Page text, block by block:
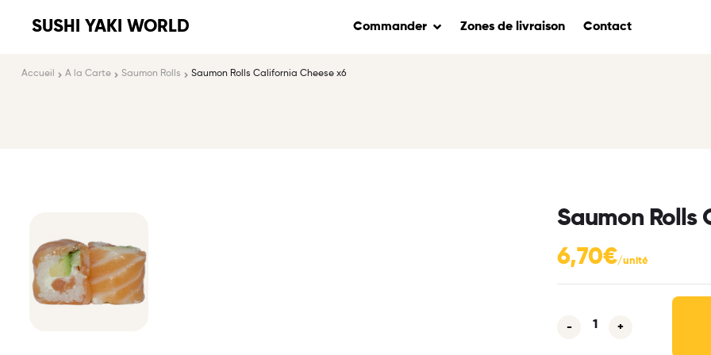
SUSHI YAKI WORLD Commander Zones de livraison Contact
Accueil A la Carte Saumon Rolls Saumon Rolls California Cheese x6
Saumon Rolls
6,70€
- +